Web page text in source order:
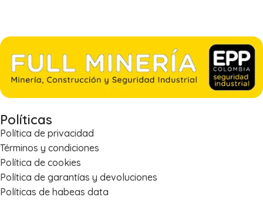
Políticas
Política de privacidad
Términos y condiciones
Política de cookies
Política de garantías y devoluciones
Políticas de habeas data